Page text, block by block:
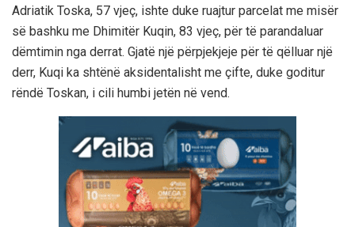
Adriatik Toska, 57 vjeç, ishte duke ruajtur parcelat me misër
së bashku me Dhimitër Kuqin, 83 vjeç, për të parandaluar
dëmtimin nga derrat. Gjatë një përpjekjeje për të qëlluar një
derr, Kuqi ka shtënë aksidentalisht me çifte, duke goditur
rëndë Toskan, i cili humbi jetën në vend.